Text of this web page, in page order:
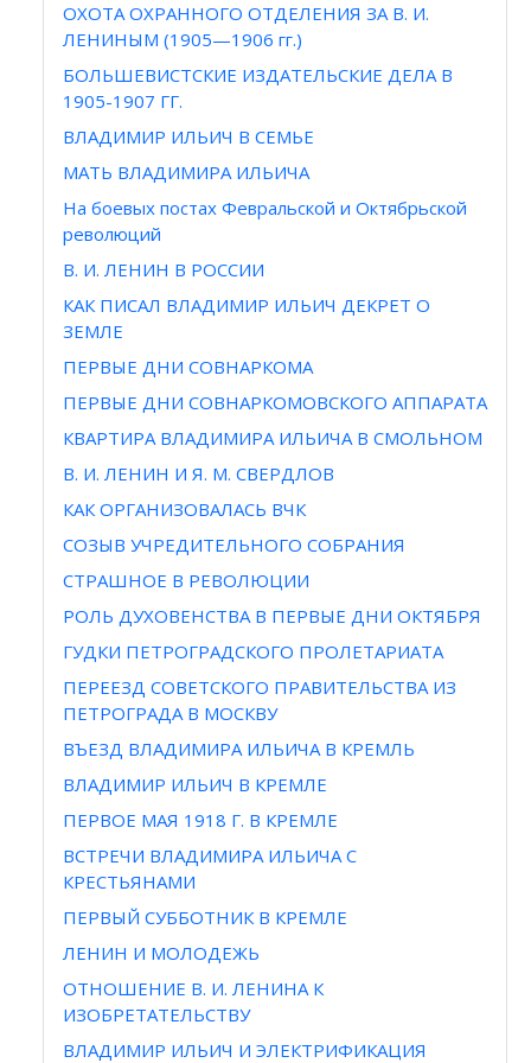
ОХОТА ОХРАННОГО ОТДЕЛЕНИЯ ЗА В. И.
ЛЕНИНЫМ (1905—1906 гг.)
БОЛЬШЕВИСТСКИЕ ИЗДАТЕЛЬСКИЕ ДЕЛА В
1905-1907 ГГ.
ВЛАДИМИР ИЛЬИЧ В СЕМЬЕ
МАТЬ ВЛАДИМИРА ИЛЬИЧА
На боевых постах Февральской и Октябрьской
революций
В. И. ЛЕНИН В РОССИИ
КАК ПИСАЛ ВЛАДИМИР ИЛЬИЧ ДЕКРЕТ О
ЗЕМЛЕ
ПЕРВЫЕ ДНИ СОВНАРКОМА
ПЕРВЫЕ ДНИ СОВНАРКОМОВСКОГО АППАРАТА
КВАРТИРА ВЛАДИМИРА ИЛЬИЧА В СМОЛЬНОМ
В. И. ЛЕНИН И Я. М. СВЕРДЛОВ
КАК ОРГАНИЗОВАЛАСЬ ВЧК
СОЗЫВ УЧРЕДИТЕЛЬНОГО СОБРАНИЯ
СТРАШНОЕ В РЕВОЛЮЦИИ
РОЛЬ ДУХОВЕНСТВА В ПЕРВЫЕ ДНИ ОКТЯБРЯ
ГУДКИ ПЕТРОГРАДСКОГО ПРОЛЕТАРИАТА
ПЕРЕЕЗД СОВЕТСКОГО ПРАВИТЕЛЬСТВА ИЗ
ПЕТРОГРАДА В МОСКВУ
ВЪЕЗД ВЛАДИМИРА ИЛЬИЧА В КРЕМЛЬ
ВЛАДИМИР ИЛЬИЧ В КРЕМЛЕ
ПЕРВОЕ МАЯ 1918 Г. В КРЕМЛЕ
ВСТРЕЧИ ВЛАДИМИРА ИЛЬИЧА С
КРЕСТЬЯНАМИ
ПЕРВЫЙ СУББОТНИК В КРЕМЛЕ
ЛЕНИН И МОЛОДЕЖЬ
ОТНОШЕНИЕ В. И. ЛЕНИНА К
ИЗОБРЕТАТЕЛЬСТВУ
ВЛАДИМИР ИЛЬИЧ И ЭЛЕКТРИФИКАЦИЯ